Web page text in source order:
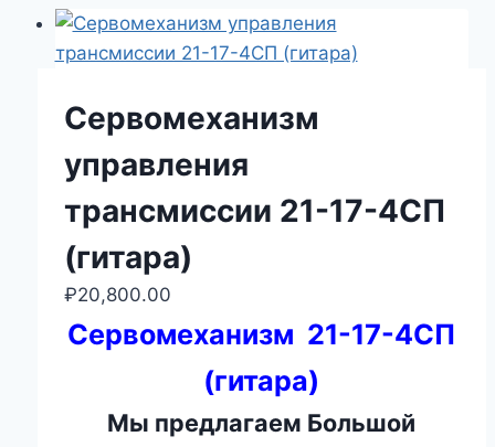
Сервомеханизм
управления
трансмиссии 21-17-4СП
(гитара)
₽20,800.00
Сервомеханизм 21-17-4СП
(гитара)
Мы предлагаем Большой